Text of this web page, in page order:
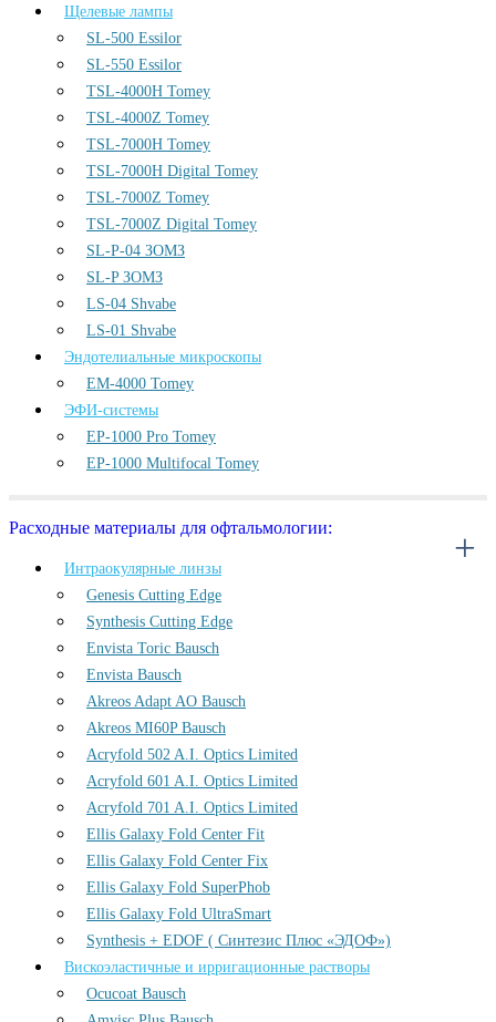
Щелевые лампы
SL-500 Essilor
SL-550 Essilor
TSL-4000H Tomey
TSL-4000Z Tomey
TSL-7000H Tomey
TSL-7000H Digital Tomey
TSL-7000Z Tomey
TSL-7000Z Digital Tomey
SL-P-04 ЗОМЗ
SL-P ЗОМЗ
LS-04 Shvabe
LS-01 Shvabe
Эндотелиальные микроскопы
EM-4000 Tomey
ЭФИ-системы
EP-1000 Pro Tomey
EP-1000 Multifocal Tomey
Расходные материалы для офтальмологии:
Интраокулярные линзы
Genesis Cutting Edge
Synthesis Cutting Edge
Envista Toric Bausch
Envista Bausch
Akreos Adapt AO Bausch
Akreos MI60P Bausch
Acryfold 502 A.I. Optics Limited
Acryfold 601 A.I. Optics Limited
Acryfold 701 A.I. Optics Limited
Ellis Galaxy Fold Center Fit
Ellis Galaxy Fold Center Fix
Ellis Galaxy Fold SuperPhob
Ellis Galaxy Fold UltraSmart
Synthesis + EDOF ( Синтезис Плюс «ЭДОФ»)
Вискоэластичные и ирригационные растворы
Ocucoat Bausch